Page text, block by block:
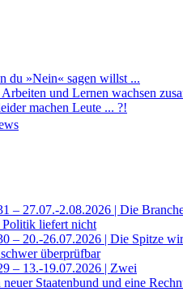
du »Nein« sagen willst ...
und Lernen wachsen
machen Leute ... ?!
– 27.07.-2.08.2026 | Die
liefert nicht
– 20.-26.07.2026 | Die Spitze
überprüfbar
– 13.-19.07.2026 | Zwei
Staatenbund und eine